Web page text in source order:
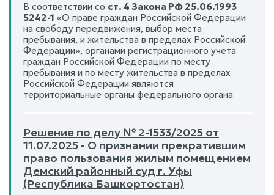
В соответствии со ст. 4 Закона РФ 25.06.1993
5242-1 «О праве граждан Российской Федерации
на свободу передвижения, выбор места
пребывания, и жительства в пределах Российской
Федерации», органами регистрационного учета
граждан Российской Федерации по месту
пребывания и по месту жительства в пределах
Российской Федерации являются
территориальные органы федерального органа
Решение по делу № 2-1533/2025 от
11.07.2025 - О признании прекратившим
право пользования жилым помещением
Демский районный суд г. Уфы
(Республика Башкортостан)